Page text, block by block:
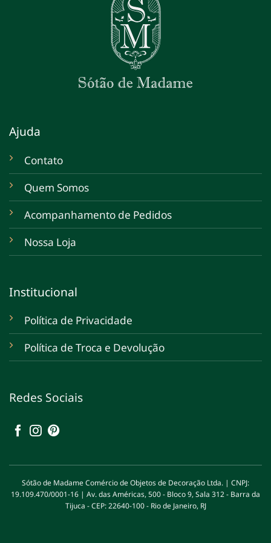
Ajuda
Contato
Quem Somos
Acompanhamento de Pedidos
Nossa Loja
Institucional
Política de Privacidade
Política de Troca e Devolução
Redes Sociais
Sótão de Madame Comércio de Objetos de Decoração Ltda. | CNPJ:
19.109.470/0001-16 | Av. das Américas, 500 - Bloco 9, Sala 312 - Barra da
Tijuca - CEP: 22640-100 - Rio de Janeiro, RJ